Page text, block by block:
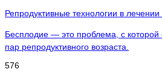
Репродуктивные технологии в
Бесплодие — это проблема, с которой
пар репродуктивного возраста.
576